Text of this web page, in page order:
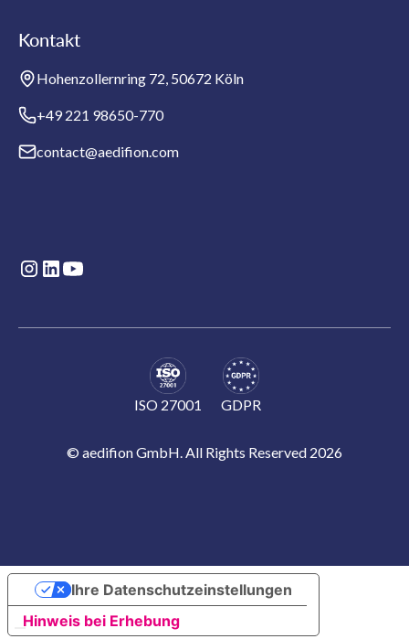
Kontakt
Hohenzollernring 72, 50672 Köln
+49 221 98650-770
contact@aedifion.com
© aedifion GmbH. All Rights Reserved 2026
ISO 27001 GDPR
Hinweis bei Erhebung
Ihre Datenschutzeinstellungen